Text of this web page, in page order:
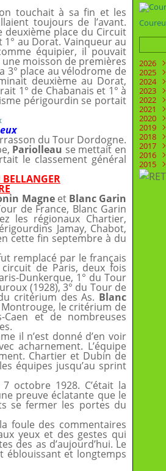
touchait à sa fin et les
toujours de l’avant.
deuxième place du Circuit
1° au Dorat. Vainqueur au
équipier, il pouvait
moisson de premières
3° place au vélodrome de
deuxième au Dorat,
1° de Chabanais et 1° à
périgourdin se portait
du Tour Dordogne.
Pariolleau se mettait en
le classement général
Magneet Blanc Garin
de France, Blanc Garin
les régionaux Chartier,
Jamay, Chabot,
cette fin septembre à du
remplacé par le français
de Paris, deux fois
Dunkerque, 1° du Tour
(1928), 3° du Tour de
critérium des As. Blanc
le critérium de
Caen et de nombreuses
il n’est donné d’en voir
acharnement. L’équipe
Chartier et Dubin de
équipes jusqu’au sprint
octobre 1928. C’était la
preuve éclatante que le
se fermer les portes du
foule des commentaires
yeux et des gestes qui
des as d’aujourd’hui. Le
éblouissant et longtemps
2026
Juillet
Juin
Mai
2025
Août
Juillet
Juin
Mai
Avril
Mars
2024
Août
Mai
Mars
2023
Août
Juillet
Juin
Mai
2022
Août
Juillet
Juin
Mai
2021
Août
Juillet
Juin
Mai
2020
Août
Juin
2019
2018
2017
2016
2015